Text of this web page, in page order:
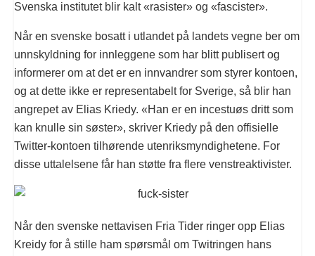
Svenska institutet blir kalt «rasister» og «fascister».
Når en svenske bosatt i utlandet på landets vegne ber om
unnskyldning for innleggene som har blitt publisert og
informerer om at det er en innvandrer som styrer kontoen,
og at dette ikke er representabelt for Sverige, så blir han
angrepet av Elias Kriedy. «Han er en incestuøs dritt som
kan knulle sin søster», skriver Kriedy på den offisielle
Twitter-kontoen tilhørende utenriksmyndighetene. For
disse uttalelsene får han støtte fra flere venstreaktivister.
Når den svenske nettavisen Fria Tider ringer opp Elias
Kreidy for å stille ham spørsmål om Twitringen hans